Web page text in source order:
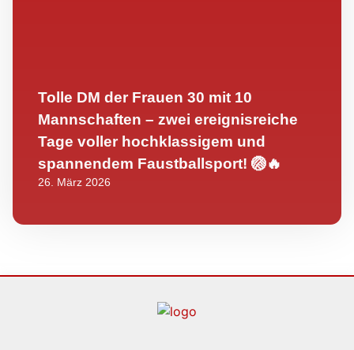
Tolle DM der Frauen 30 mit 10
Mannschaften – zwei ereignisreiche
Tage voller hochklassigem und
spannendem Faustballsport! 🏐🔥
26. März 2026